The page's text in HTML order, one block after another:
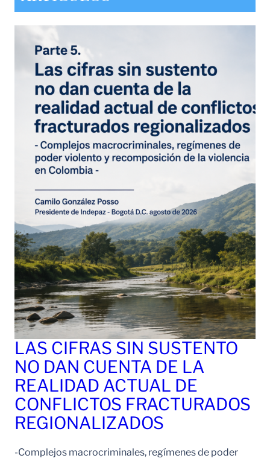
LAS CIFRAS SIN SUSTENTO
NO DAN CUENTA DE LA
REALIDAD ACTUAL DE
CONFLICTOS FRACTURADOS
REGIONALIZADOS
-Complejos macrocriminales, regímenes de poder